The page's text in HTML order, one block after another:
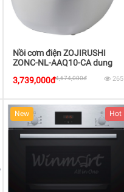
Nồi cơm điện ZOJIRUSHI
ZONC-NL-AAQ10-CA dung
3,739,000đ4,674,000đ 265
New Hot